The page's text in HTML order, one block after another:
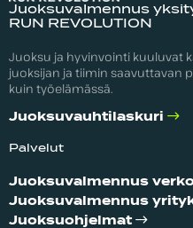
Juoksuvalmennus
RUN REVOLUTION
Juoksu ja hyvinvointi kuuluvat
juoksijan ja tiimin saavuttavan
kuin työelämässä.
Juoksuvauhtilaskuri
Palvelut
Juoksuvalmennus
Juoksuvalmennus
Juoksuohjelmat